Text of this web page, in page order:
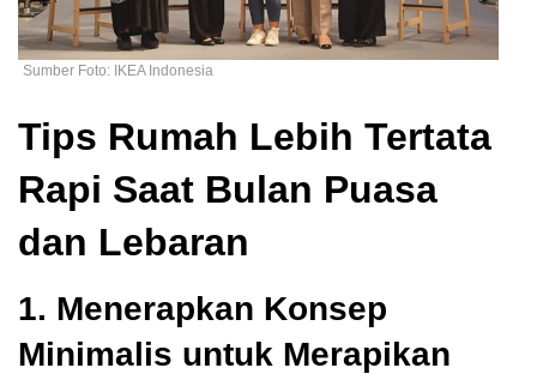
Sumber Foto: IKEA Indonesia
Tips Rumah Lebih Tertata
Rapi Saat Bulan Puasa
dan Lebaran
1. Menerapkan Konsep
Minimalis untuk Merapikan